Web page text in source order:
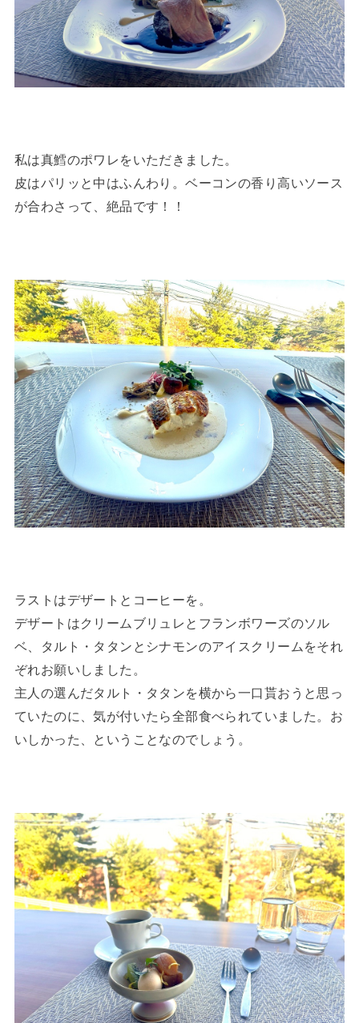
私は真鱈のポワレをいただきました。
皮はパリッと中はふんわり。ベーコンの香り高いソース
が合わさって、絶品です！！
ラストはデザートとコーヒーを。
デザートはクリームブリュレとフランボワーズのソル
ベ、タルト・タタンとシナモンのアイスクリームをそれ
ぞれお願いしました。
主人の選んだタルト・タタンを横から一口貰おうと思っ
ていたのに、気が付いたら全部食べられていました。お
いしかった、ということなのでしょう。